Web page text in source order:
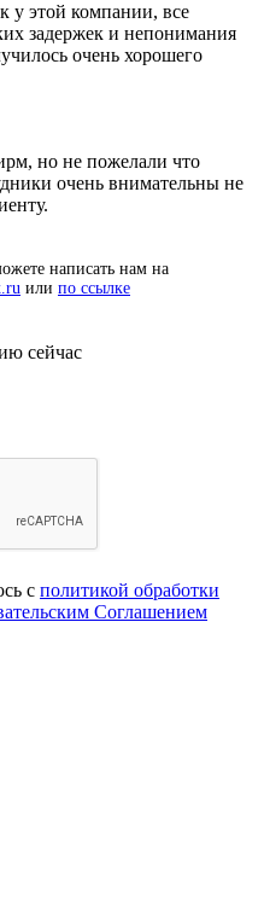
у этой компании, все
задержек и непонимания
очень хорошего
но не пожелали что
очень внимательны не
написать нам на
или по ссылке
сейчас
с политикой обработки
Соглашением